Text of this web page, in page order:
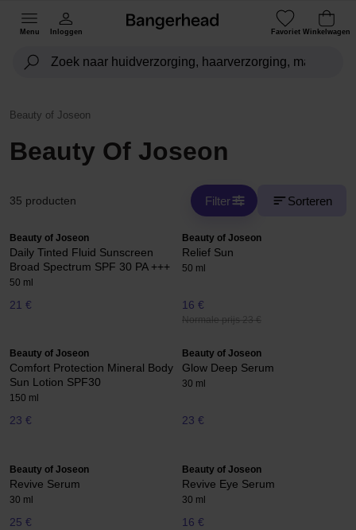
Menu Inloggen Favoriet Winkelwagen
Beauty of Joseon
Beauty Of Joseon
35 producten Filter Sorteren
Beauty of Joseon
Daily Tinted Fluid Sunscreen
Broad Spectrum SPF 30 PA +++
50 ml
21 €
Beauty of Joseon
Relief Sun
50 ml
16 €
Normale prijs 23 €
Beauty of Joseon
Comfort Protection Mineral Body
Sun Lotion SPF30
150 ml
23 €
Beauty of Joseon
Glow Deep Serum
30 ml
23 €
Beauty of Joseon
Revive Serum
30 ml
25 €
Beauty of Joseon
Revive Eye Serum
30 ml
16 €